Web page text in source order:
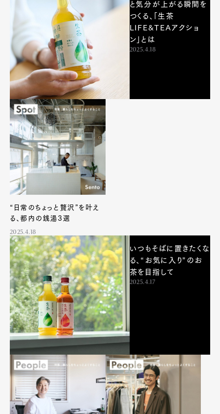
Art&DesignWatch
GourmetCars
Product Lifestyle
Pen Membership
Magazine
Official Columnist
Contact
Pen Meet
Pen international
と気分が上がる瞬間を
つくる、「生茶
LIFE&TEAアクショ
ン」とは
2025.4.18
“日常のちょっと贅沢”を叶え
る、都内の銭湯3選
2025.4.18
いつもそばに置きたくな
る、“お気に入り”のお
茶を目指して
2025.4.17